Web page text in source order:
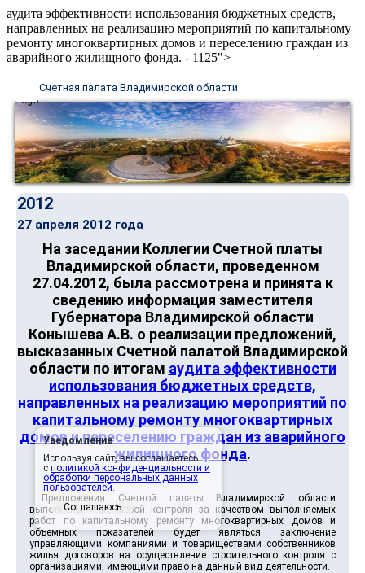
аудита эффективности использования бюджетных средств,
направленных на реализацию мероприятий по капитальному
ремонту многоквартирных домов и переселению граждан из
аварийного жилищного фонда. - 1125">
Счетная палата Владимирской области
2012
27 апреля 2012 года
На заседании Коллегии Счетной платы
Владимирской области, проведенном
27.04.2012, была рассмотрена и принята к
сведению информация заместителя
Губернатора Владимирской области
Конышева А.В. о реализации предложений,
высказанных Счетной палатой Владимирской
области по итогам аудита эффективности
использования бюджетных средств,
направленных на реализацию мероприятий по
капитальному ремонту многоквартирных
домов и переселению граждан из аварийного
жилищного фонда.
Предложения Счетной палаты Владимирской области
выполнены. Так, мерой контроля за качеством выполняемых
работ по капитальному ремонту многоквартирных домов и
объемных показателей будет являться заключение
управляющими компаниями и товариществами собственников
жилья договоров на осуществление строительного контроля с
организациями, имеющими право на данный вид деятельности.
Уведомление
Используя сайт, вы соглашаетесь
с политикой конфиденциальности и
обработки персональных данных
пользователей.
Соглашаюсь